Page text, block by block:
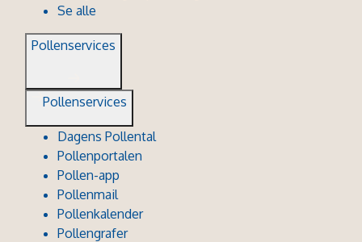
Se alle
Pollenservices
Pollenservices
Dagens Pollental
Pollenportalen
Pollen-app
Pollenmail
Pollenkalender
Pollengrafer